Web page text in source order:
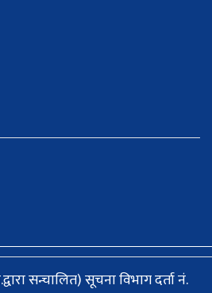
सन्चालित) सूचना विभाग दर्ता नं.